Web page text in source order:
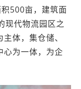
500亩，建筑面
现代物流园区之
体，集仓储、
心为一体，为企